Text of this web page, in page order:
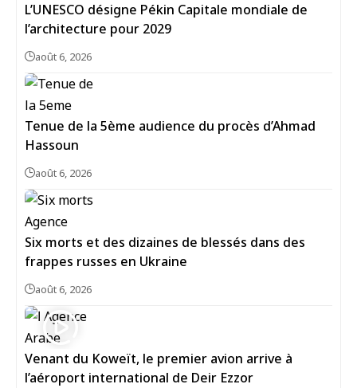
L’UNESCO désigne Pékin Capitale mondiale de
l’architecture pour 2029
août 6, 2026
Tenue de la 5ème audience du procès d’Ahmad
Hassoun
août 6, 2026
Six morts et des dizaines de blessés dans des
frappes russes en Ukraine
août 6, 2026
Venant du Koweït, le premier avion arrive à
l’aéroport international de Deir Ezzor